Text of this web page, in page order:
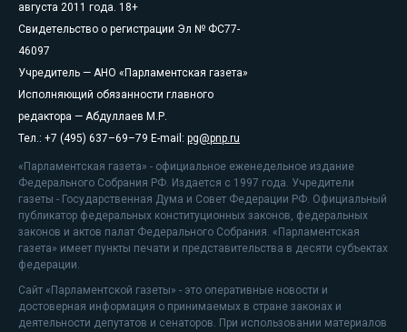
августа 2011 года. 18+
Свидетельство о регистрации Эл № ФС77-
46097
Учредитель — АНО «Парламентская газета»
Исполняющий обязанности главного
редактора — Абдуллаев М.Р.
Тел.: +7 (495) 637–69–79 E-mail: pg@pnp.ru
«Парламентская газета» - официальное еженедельное издание
Федерального Собрания РФ. Издается с 1997 года. Учредители
газеты - Государственная Дума и Совет Федерации РФ. Официальный
публикатор федеральных конституционных законов, федеральных
законов и актов палат Федерального Собрания. «Парламентская
газета» имеет пункты печати и представительства в десяти субъектах
федерации.
Сайт «Парламентской газеты» - это оперативные новости и
достоверная информация о принимаемых в стране законах и
деятельности депутатов и сенаторов. При использовании материалов